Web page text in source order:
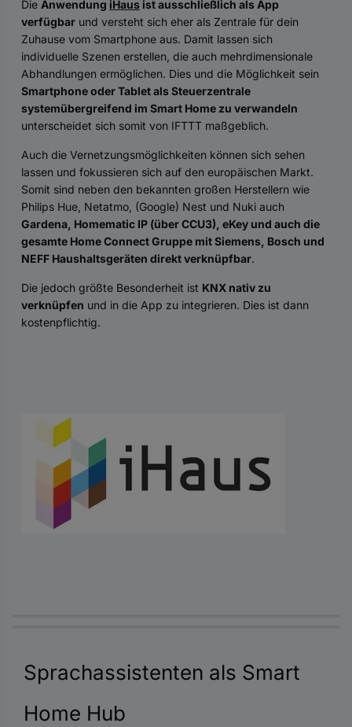
Die Anwendung iHaus ist ausschließlich als App
verfügbar und versteht sich eher als Zentrale für dein
Zuhause vom Smartphone aus. Damit lassen sich
individuelle Szenen erstellen, die auch mehrdimensionale
Abhandlungen ermöglichen. Dies und die Möglichkeit sein
Smartphone oder Tablet als Steuerzentrale
systemübergreifend im Smart Home zu verwandeln
unterscheidet sich somit von IFTTT maßgeblich.
Auch die Vernetzungsmöglichkeiten können sich sehen
lassen und fokussieren sich auf den europäischen Markt.
Somit sind neben den bekannten großen Herstellern wie
Philips Hue, Netatmo, (Google) Nest und Nuki auch
Gardena, Homematic IP (über CCU3), eKey und auch die
gesamte Home Connect Gruppe mit Siemens, Bosch und
NEFF Haushaltsgeräten direkt verknüpfbar.
Die jedoch größte Besonderheit ist KNX nativ zu
verknüpfen und in die App zu integrieren. Dies ist dann
kostenpflichtig.
Sprachassistenten als Smart
Home Hub